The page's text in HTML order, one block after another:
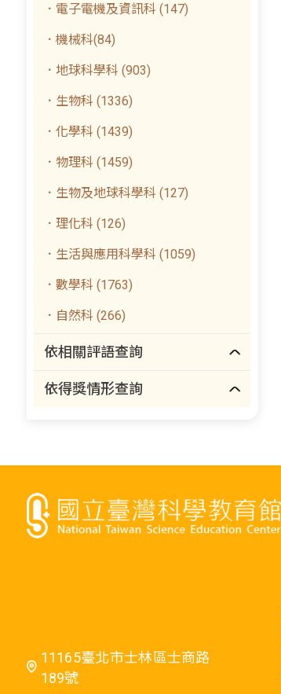
．電子電機及資訊科 (147)
．機械科(84)
．地球科學科 (903)
．生物科 (1336)
．化學科 (1439)
．物理科 (1459)
．生物及地球科學科 (127)
．理化科 (126)
．生活與應用科學科 (1059)
．數學科 (1763)
．自然科 (266)
依相關評語查詢
依得獎情形查詢
11165臺北市士林區士商路
189號